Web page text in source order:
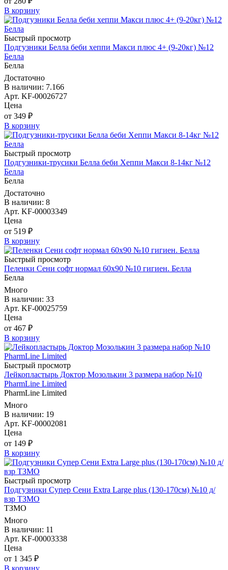
В корзину
Быстрый просмотр
Подгузники Белла беби хеппи Макси плюс 4+ (9-20кг) №12
Белла
Белла
Достаточно
В наличии: 7.166
Арт. KF-00026727
Цена
от 349 ₽
В корзину
Быстрый просмотр
Подгузники-трусики Белла беби Хеппи Макси 8-14кг №12
Белла
Белла
Достаточно
В наличии: 8
Арт. KF-00003349
Цена
от 519 ₽
В корзину
Быстрый просмотр
Пеленки Сени софт нормал 60х90 №10 гигиен. Белла
Белла
Много
В наличии: 33
Арт. KF-00025759
Цена
от 467 ₽
В корзину
Быстрый просмотр
Лейкопластырь Доктор Мозолькин 3 размера набор №10
PharmLine Limited
PharmLine Limited
Много
В наличии: 19
Арт. KF-00002081
Цена
от 149 ₽
В корзину
Быстрый просмотр
Подгузники Супер Сени Extra Large plus (130-170см) №10 д/
взр ТЗМО
ТЗМО
Много
В наличии: 11
Арт. KF-00003338
Цена
от 1 345 ₽